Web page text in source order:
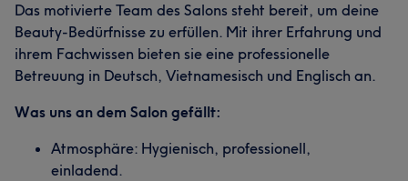
Das motivierte Team des Salons steht bereit, um deine
Beauty-Bedürfnisse zu erfüllen. Mit ihrer Erfahrung und
ihrem Fachwissen bieten sie eine professionelle
Betreuung in Deutsch, Vietnamesisch und Englisch an.
Was uns an dem Salon gefällt:
Atmosphäre: Hygienisch, professionell,
einladend.